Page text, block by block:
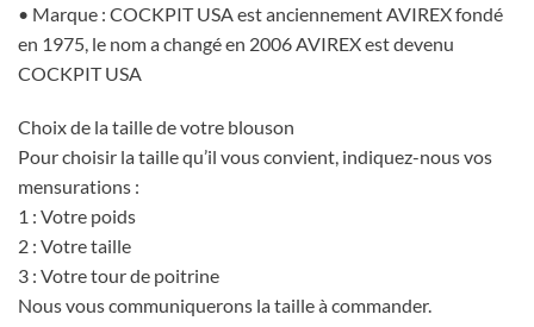
• Marque : COCKPIT USA est anciennement AVIREX fondé
en 1975, le nom a changé en 2006 AVIREX est devenu
COCKPIT USA
Choix de la taille de votre blouson
Pour choisir la taille qu’il vous convient, indiquez-nous vos
mensurations :
1 : Votre poids
2 : Votre taille
3 : Votre tour de poitrine
Nous vous communiquerons la taille à commander.